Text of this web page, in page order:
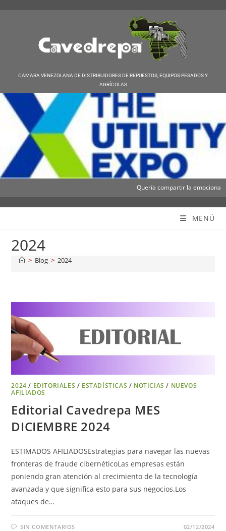
CAMARA VENEZOLANA DE DISTRIBUIDORES DE REPUESTOS, EQUIPOS PESADOS Y
AGRÍCOLAS
Quería compartir la
MENÚ
2024
> Blog > 2024
2024 / EDITORIALES / ESTADÍSTICAS / NOTICIAS / NUEVOS
AFILIADOS
Editorial Cavedrepa MES
DICIEMBRE 2024
ESTIMADOS AFILIADOSEstrategias para navegar las nuevas
fronteras de fraude cibernéticoLas empresas están
poniendo gran atención al crecimiento de la tecnología
avanzada y que significa esto para sus negocios.Los
ataques de…
SIN COMENTARIOS 02/12/2024